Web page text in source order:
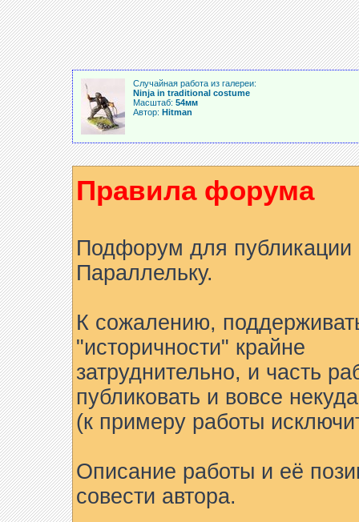
Случайная работа из галереи:
Ninja in traditional costume
Масштаб: 54мм
Автор: Hitman
Правила форума
Подфорум для
Параллельку.
К сожалению,
"историчности" крайне
затруднительно, и часть
публиковать и вовсе
(к примеру работы
Описание работы и её
совести автора.